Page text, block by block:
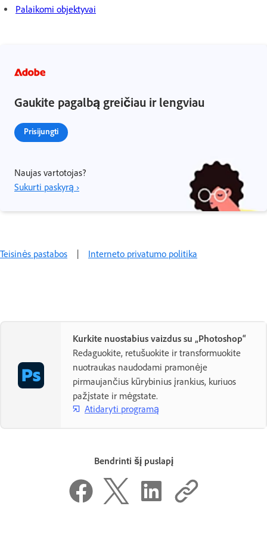
Palaikomi objektyvai
Gaukite pagalbą greičiau ir lengviau
Prisijungti
Naujas vartotojas?
Sukurti paskyrą ›
Teisinės pastabos | Interneto privatumo politika
Kurkite nuostabius vaizdus su „Photoshop“
Redaguokite, retušuokite ir transformuokite
nuotraukas naudodami pramonėje
pirmaujančius kūrybinius įrankius, kuriuos
pažįstate ir mėgstate.
Atidaryti programą
Bendrinti šį puslapį